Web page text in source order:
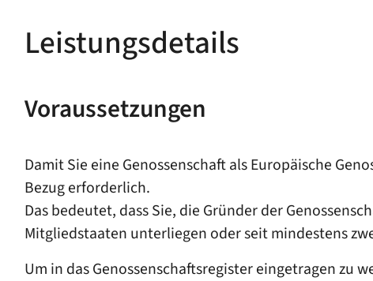
Leistungsdetails
Voraussetzungen
Damit Sie eine Genossenschaft als Europäische
Bezug erforderlich.
Das bedeutet, dass Sie, die Gründer der
Mitgliedstaaten unterliegen oder seit mindestens
Um in das Genossenschaftsregister eingetragen zu